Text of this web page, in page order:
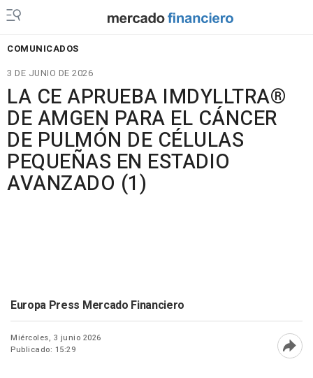
COMUNICADOS
3 DE JUNIO DE 2026
LA CE APRUEBA IMDYLLTRA®
DE AMGEN PARA EL CÁNCER
DE PULMÓN DE CÉLULAS
PEQUEÑAS EN ESTADIO
AVANZADO (1)
Europa Press Mercado Financiero
Miércoles, 3 junio 2026
Publicado: 15:29